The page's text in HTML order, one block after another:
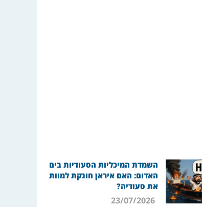
השמדת המיכליות הסעודיות בים
האדום: האם איראן חונקת למוות
את סעודיה?
23/07/2026